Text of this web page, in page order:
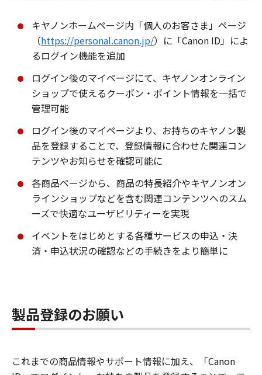
キヤノンホームページ内「個人のお客さま」ページ
（https://personal.canon.jp/）に「Canon ID」によ
るログイン機能を追加
ログイン後のマイページにて、キヤノンオンライン
ショップで使えるクーポン・ポイント情報を一括で
管理可能
ログイン後のマイページより、お持ちのキヤノン製
品を登録することで、登録情報に合わせた関連コン
テンツやお知らせを確認可能に
各商品ページから、商品の特長紹介やキヤノンオン
ラインショップなどを含む関連コンテンツへのスム
ーズで快適なユーザビリティーを実現
イベントをはじめとする各種サービスの申込・決
済・申込状況の確認などの手続きをより簡単に
製品登録のお願い
これまでの商品情報やサポート情報に加え、「Canon